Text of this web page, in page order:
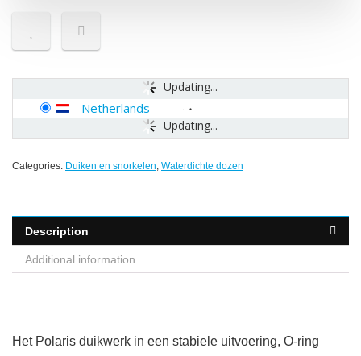
Updating...
Updating...
Netherlands -
Categories: Duiken en snorkelen, Waterdichte dozen
Description
Additional information
Het Polaris duikwerk in een stabiele uitvoering, O-ring